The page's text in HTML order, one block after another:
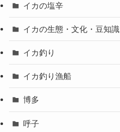
イカの塩辛
イカの生態・文化・豆知識
イカ釣り
イカ釣り漁船
博多
呼子